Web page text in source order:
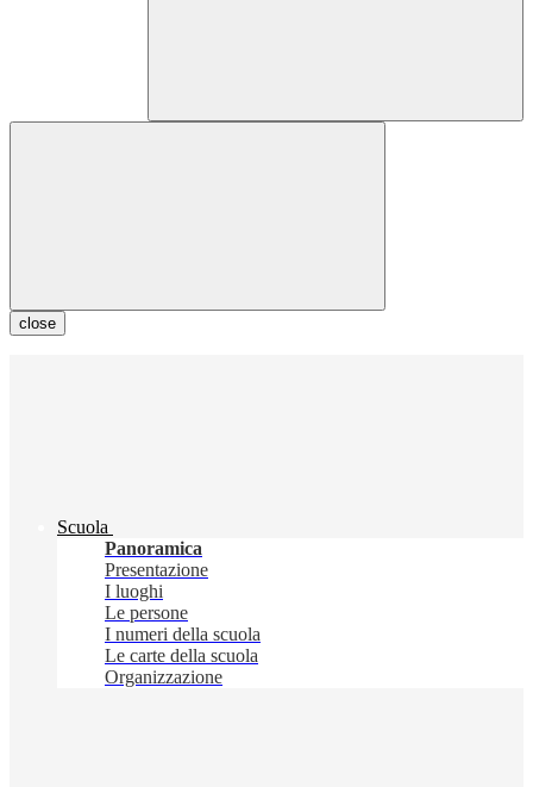
close
Scuola
Panoramica
Presentazione
I luoghi
Le persone
I numeri della scuola
Le carte della scuola
Organizzazione